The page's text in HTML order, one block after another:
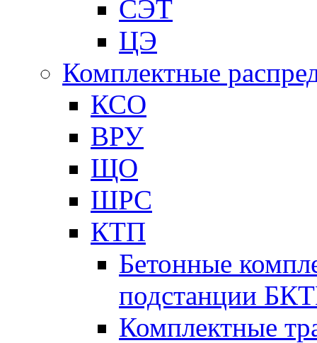
СЭТ
ЦЭ
Комплектные
КСО
ВРУ
ЩО
ШРС
КТП
Бетонные
подстанции
Комплектные